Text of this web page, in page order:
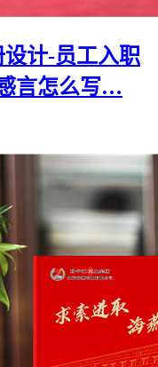
计-员工入职
言怎么写…